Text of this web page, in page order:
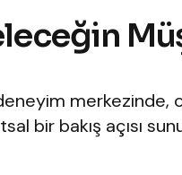
merkezinde,
bir bakış açısı